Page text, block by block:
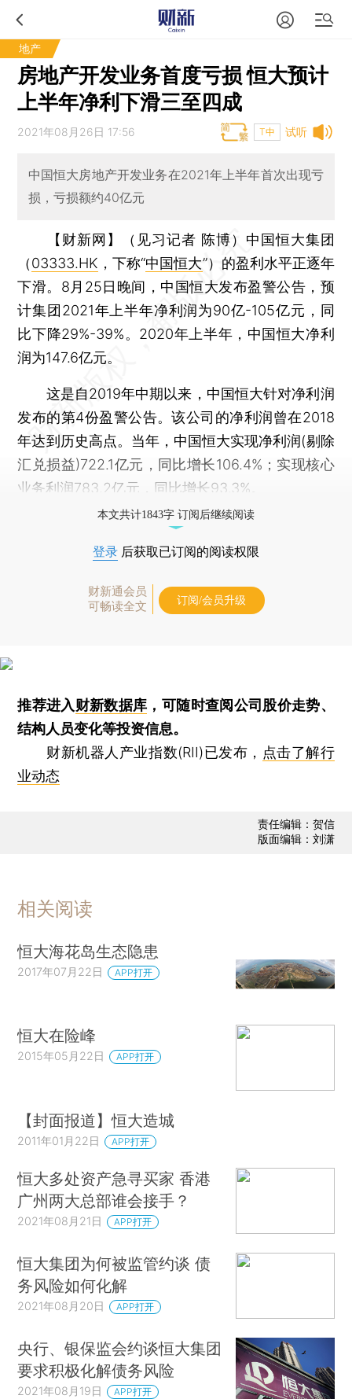
地产
房地产开发业务首度亏损 恒大预计
上半年净利下滑三至四成
试听
2021年08月26日 17:56 T中
中国恒大房地产开发业务在2021年上半年首次出现亏
损，亏损额约40亿元
【财新网】（见习记者 陈博） 中国恒大集团
（03333.HK ，下称“中国恒大”）的盈利水平正逐年
下滑。8月25日晚间，中国恒大发布盈警公告，预
计集团2021年上半年净利润为90亿-105亿元，同
比下降29%-39%。2020年上半年，中国恒大净利
润为147.6亿元。
这是自2019年中期以来，中国恒大针对净利润
发布的第4份盈警公告。该公司的净利润曾在2018
年达到历史高点。当年，中国恒大实现净利润(剔除
汇兑损益)722.1亿元，同比增长106.4%；实现核心
业务利润783.2亿元，同比增长93.3%。
本文共计1843字 订阅后继续阅读
登录 后获取已订阅的阅读权限
财新通会员
可畅读全文
订阅/会员升级
推荐进入财新数据库 ，可随时查阅公司股价走势、
结构人员变化等投资信息。
财新机器人产业指数(RII)已发布， 点击了解行
业动态
责任编辑：贺信
版面编辑：刘潇
相关阅读
恒大海花岛生态隐患
2017年07月22日 APP打开
恒大在险峰
2015年05月22日 APP打开
【封面报道】恒大造城
2011年01月22日 APP打开
恒大多处资产急寻买家 香港
广州两大总部谁会接手？
2021年08月21日 APP打开
恒大集团为何被监管约谈 债
务风险如何化解
2021年08月20日 APP打开
央行、银保监会约谈恒大集团
要求积极化解债务风险
2021年08月19日 APP打开